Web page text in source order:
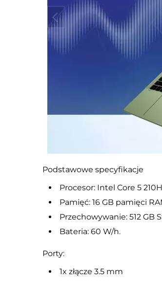
Podstawowe specyfikacje
Procesor: Intel Core 5
Pamięć: 16 GB pamięci
Przechowywanie: 512 GB
Bateria: 60 W/h.
Porty:
1x złącze 3.5 mm